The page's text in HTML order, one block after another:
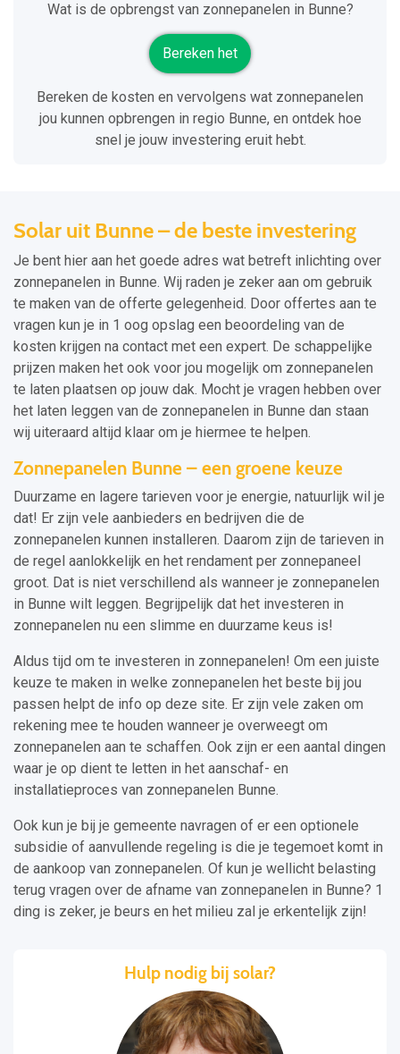
Wat is de opbrengst van zonnepanelen in Bunne?
Bereken het
Bereken de kosten en vervolgens wat zonnepanelen
jou kunnen opbrengen in regio Bunne, en ontdek hoe
snel je jouw investering eruit hebt.
Solar uit Bunne – de beste investering
Je bent hier aan het goede adres wat betreft inlichting over
zonnepanelen in Bunne. Wij raden je zeker aan om gebruik
te maken van de offerte gelegenheid. Door offertes aan te
vragen kun je in 1 oog opslag een beoordeling van de
kosten krijgen na contact met een expert. De schappelijke
prijzen maken het ook voor jou mogelijk om zonnepanelen
te laten plaatsen op jouw dak. Mocht je vragen hebben over
het laten leggen van de zonnepanelen in Bunne dan staan
wij uiteraard altijd klaar om je hiermee te helpen.
Zonnepanelen Bunne – een groene keuze
Duurzame en lagere tarieven voor je energie, natuurlijk wil je
dat! Er zijn vele aanbieders en bedrijven die de
zonnepanelen kunnen installeren. Daarom zijn de tarieven in
de regel aanlokkelijk en het rendament per zonnepaneel
groot. Dat is niet verschillend als wanneer je zonnepanelen
in Bunne wilt leggen. Begrijpelijk dat het investeren in
zonnepanelen nu een slimme en duurzame keus is!
Aldus tijd om te investeren in zonnepanelen! Om een juiste
keuze te maken in welke zonnepanelen het beste bij jou
passen helpt de info op deze site. Er zijn vele zaken om
rekening mee te houden wanneer je overweegt om
zonnepanelen aan te schaffen. Ook zijn er een aantal dingen
waar je op dient te letten in het aanschaf- en
installatieproces van zonnepanelen Bunne.
Ook kun je bij je gemeente navragen of er een optionele
subsidie of aanvullende regeling is die je tegemoet komt in
de aankoop van zonnepanelen. Of kun je wellicht belasting
terug vragen over de afname van zonnepanelen in Bunne? 1
ding is zeker, je beurs en het milieu zal je erkentelijk zijn!
Hulp nodig bij solar?